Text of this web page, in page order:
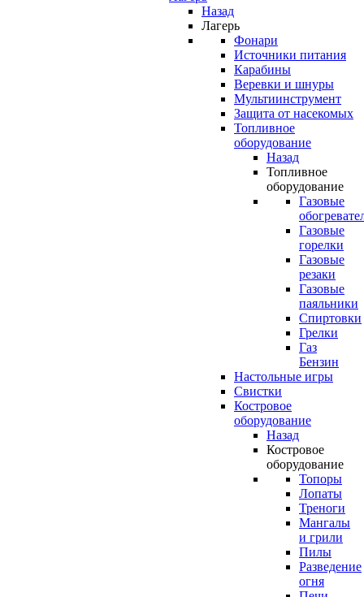
Назад
Лагерь
Фонари
Источники питания
Карабины
Веревки и шнуры
Мультиинструмент
Защита от насекомых
Топливное
оборудование
Назад
Топливное
оборудование
Газовые
Газовые
горелки
Газовые
резаки
Газовые
паяльники
Спиртовки
Грелки
Газ
Бензин
Настольные игры
Свистки
Костровое
оборудование
Назад
Костровое
оборудование
Топоры
Лопаты
Треноги
Мангалы
и грили
Пилы
Разведение
огня